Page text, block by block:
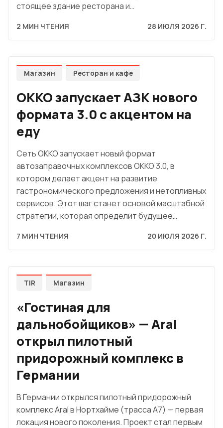
стоящее здание ресторана и…
2 МИН ЧТЕНИЯ 28 ИЮЛЯ 2026 Г.
Магазин Ресторан и кафе
OKKO запускает АЗК нового
формата 3.0 с акцентом на
еду
Сеть OKKO запускает новый формат
автозаправочных комплексов OKKO 3.0, в
котором делает акцент на развитие
гастрономического предложения и нетопливных
сервисов. Этот шаг станет основой масштабной
стратегии, которая определит будущее…
7 МИН ЧТЕНИЯ 20 ИЮЛЯ 2026 Г.
TIR Магазин
«Гостиная для
дальнобойщиков» — Aral
открыл пилотный
придорожный комплекс в
Германии
В Германии открылся пилотный придорожный
комплекс Aral в Нортхайме (трасса A7) — первая
локация нового поколения. Проект стал первым